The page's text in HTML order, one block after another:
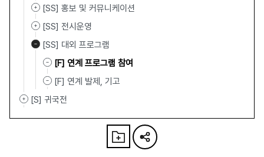
[SS] 홍보 및 커뮤니케이션
[SS] 전시운영
[SS] 대외 프로그램
[F] 연계 프로그램 참여
[F] 연계 발제, 기고
[S] 귀국전